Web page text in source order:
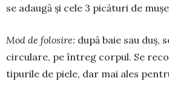
se adaugă și cele 3 picături de
Mod de folosire: după baie sau duș,
circulare, pe întreg corpul. Se
tipu­rile de piele, dar mai ales